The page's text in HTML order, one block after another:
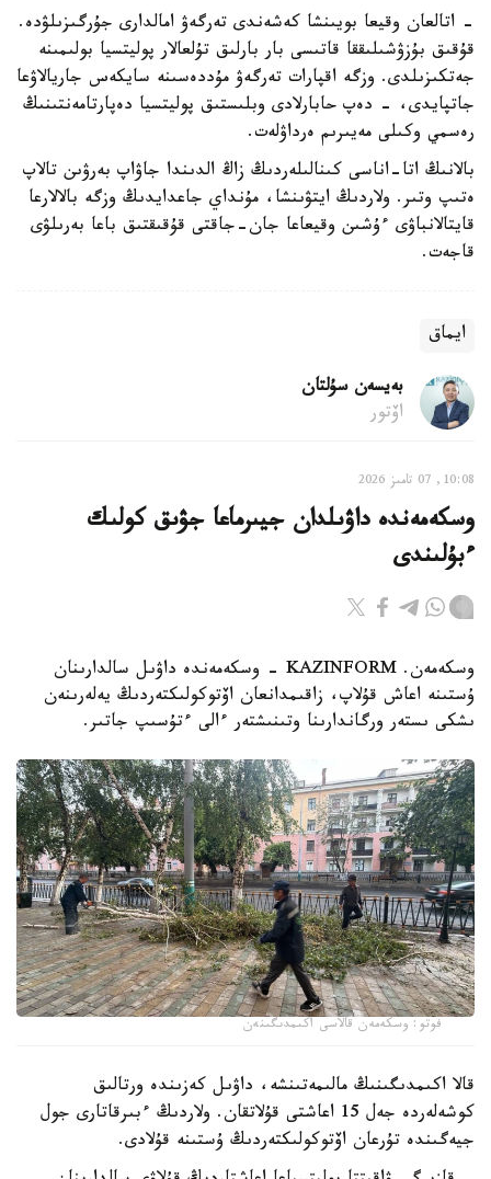
- اتالعان وقيعا بويىنشا كەشەندى تەرگەۋ امالدارى جۇرگىزىلۋدە.
قۇقىق بۇزۋشىلىققا قاتىسى بار بارلىق تۇلعالار پوليتسيا بولىمىنە
جەتكىزىلدى. وزگە اقپارات تەرگەۋ مۇددەسىنە سايكەس جاريالاۋعا
جاتپايدى، - دەپ حابارلادى وبلىستىق پوليتسيا دەپارتامەنتىنىڭ
رەسمي وكىلى مەيىرىم ەرداۋلەت.
بالانىڭ اتا-اناسى كىنالىلەردىڭ زاڭ الدىندا جاۋاپ بەرۋىن تالاپ
ەتىپ وتىر. ولاردىڭ ايتۋىنشا، مۇنداي جاعدايدىڭ وزگە بالالارعا
قايتالانباۋى ءۇشىن وقيعاعا جان-جاقتى قۇقىقتىق باعا بەرىلۋى
قاجەت.
ايماق
بەيسەن سۇلتان
اۆتور
10:08, 07 تامىز 2026
وسكەمەندە داۋىلدان جيىرماعا جۋىق كولىك
ءبۇلىندى
وسكەمەن. KAZINFORM - وسكەمەندە داۋىل سالدارىنان
ۇستىنە اعاش قۇلاپ، زاقىمدانعان اۆتوكولىكتەردىڭ يەلەرىنەن
ىشكى ىستەر ورگاندارىنا وتىنىشتەر ءالى ءتۇسىپ جاتىر.
فوتو: وسكەمەن قالاسى اكىمدىگىنەن
قالا اكىمدىگىنىڭ مالىمەتىنشە، داۋىل كەزىندە ورتالىق
كوشەلەردە جەل 15 اعاشتى قۇلاتقان. ولاردىڭ ءبىرقاتارى جول
جيەگىندە تۇرعان اۆتوكولىكتەردىڭ ۇستىنە قۇلادى.